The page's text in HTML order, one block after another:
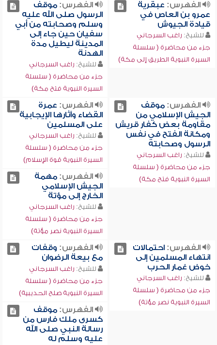
الفهرس: عبقرية
عمرو بن العاص في
قيادة الجيوش
للشيخ: راغب السرجاني
جزء من محاضرة ( سلسلة
السيرة النبوية الطريق إلى مكة)
الفهرس:موقف
الرسول صلى الله عليه
وسلم وصحابته من أبي
سفيان حين جاء إلى
المدينة ليطيل مدة
الهدنة
للشيخ: راغب السرجاني
جزء من محاضرة ( سلسلة
السيرة النبوية فتح مكة)
الفهرس:موقف
الجيش الإسلامي من
مقاومة بعض كفار قريش
ومكانة الفتح في نفس
الرسول وصحابته
للشيخ: راغب السرجاني
جزء من محاضرة ( سلسلة
السيرة النبوية فتح مكة)
الفهرس: عمرة
القضاء وآثارها الإيجابية
على المسلمين
للشيخ: راغب السرجاني
جزء من محاضرة ( سلسلة
السيرة النبوية قوة الإسلام)
الفهرس:مهمة
الجيش الإسلامي
الخارج إلى مؤتة
للشيخ: راغب السرجاني
جزء من محاضرة ( سلسلة
السيرة النبوية نصر مؤتة)
الفهرس:احتمالات
انتهاء المسلمين إلى
خوض غمار الحرب
للشيخ: راغب السرجاني
جزء من محاضرة ( سلسلة
السيرة النبوية نصر مؤتة)
الفهرس: وقفات
مع بيعة الرضوان
للشيخ: راغب السرجاني
جزء من محاضرة ( سلسلة
السيرة النبوية صلح الحديبية)
الفهرس:موقف
كسرى ملك فارس من
رسالة النبي صلى الله
عليه وسلم له